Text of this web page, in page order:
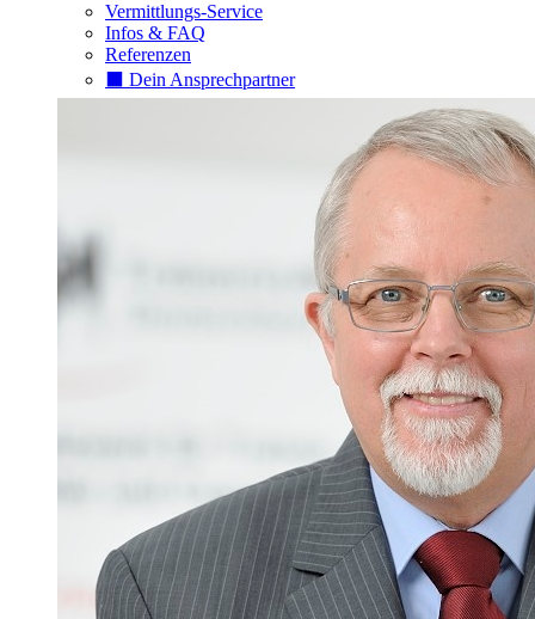
Vermittlungs-Service
Infos & FAQ
Referenzen
⬛️ Dein Ansprechpartner